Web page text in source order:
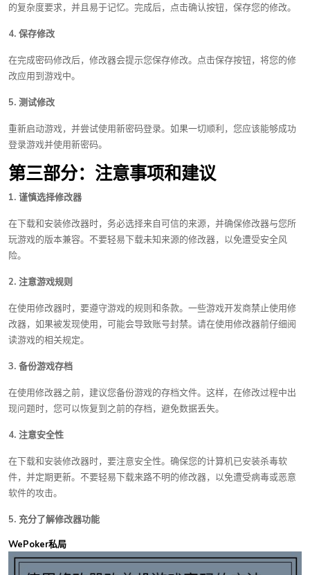
的复杂度要求，并且易于记忆。完成后，点击确认按钮，保存您的修改。
4. 保存修改
在完成密码修改后，修改器会提示您保存修改。点击保存按钮，将您的修
改应用到游戏中。
5. 测试修改
重新启动游戏，并尝试使用新密码登录。如果一切顺利，您应该能够成功
登录游戏并使用新密码。
第三部分：注意事项和建议
1. 谨慎选择修改器
在下载和安装修改器时，务必选择来自可信的来源，并确保修改器与您所
玩游戏的版本兼容。不要轻易下载未知来源的修改器，以免遭受安全风
险。
2. 注意游戏规则
在使用修改器时，要遵守游戏的规则和条款。一些游戏开发商禁止使用修
改器，如果被发现使用，可能会导致账号封禁。请在使用修改器前仔细阅
读游戏的相关规定。
3. 备份游戏存档
在使用修改器之前，建议您备份游戏的存档文件。这样，在修改过程中出
现问题时，您可以恢复到之前的存档，避免数据丢失。
4. 注意安全性
在下载和安装修改器时，要注意安全性。确保您的计算机已安装杀毒软
件，并定期更新。不要轻易下载来路不明的修改器，以免遭受病毒或恶意
软件的攻击。
5. 充分了解修改器功能
WePoker私局